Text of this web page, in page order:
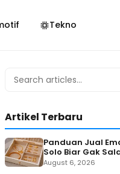
Tekno
Search
Artikel Terbaru
Panduan Jual
Solo Biar Gak
August 6, 2026